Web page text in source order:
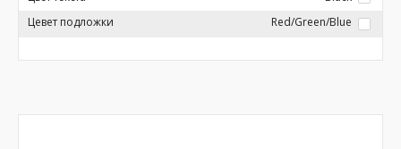
Цевет подложки
Red/Green/Blue